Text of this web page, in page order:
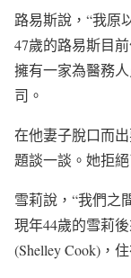
路易斯說，“我原
47歲的路易斯目
擁有一家為醫務
司。
在他妻子脫口而
題談一談。她拒
雪莉說，“我們之
現年44歲的雪莉
(Shelley Cook)，